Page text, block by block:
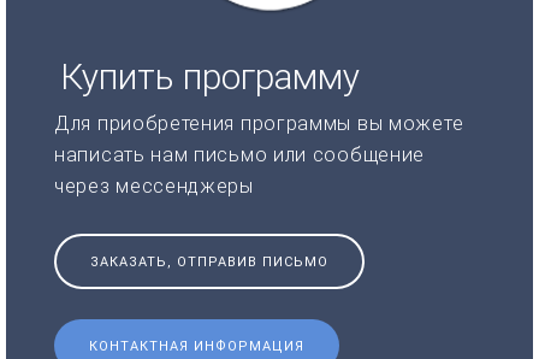
Купить программу
Для приобретения программы вы можете
написать нам письмо или сообщение
через мессенджеры
ЗАКАЗАТЬ, ОТПРАВИВ ПИСЬМО
КОНТАКТНАЯ ИНФОРМАЦИЯ